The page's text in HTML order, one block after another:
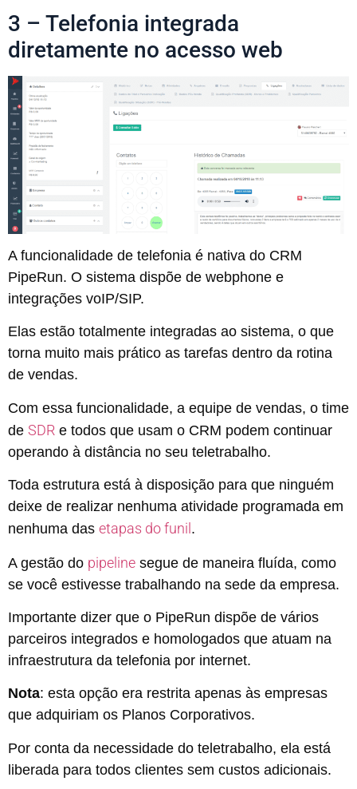
3 – Telefonia integrada
diretamente no acesso web
A funcionalidade de telefonia é nativa do CRM
PipeRun. O sistema dispõe de webphone e
integrações voIP/SIP.
Elas estão totalmente integradas ao sistema, o que
torna muito mais prático as tarefas dentro da rotina
de vendas.
Com essa funcionalidade, a equipe de vendas, o time
de SDR e todos que usam o CRM podem continuar
operando à distância no seu teletrabalho.
Toda estrutura está à disposição para que ninguém
deixe de realizar nenhuma atividade programada em
nenhuma das etapas do funil .
A gestão do pipeline segue de maneira fluída, como
se você estivesse trabalhando na sede da empresa.
Importante dizer que o PipeRun dispõe de vários
parceiros integrados e homologados que atuam na
infraestrutura da telefonia por internet.
Nota: esta opção era restrita apenas às empresas
que adquiriam os Planos Corporativos.
Por conta da necessidade do teletrabalho, ela está
liberada para todos clientes sem custos adicionais.